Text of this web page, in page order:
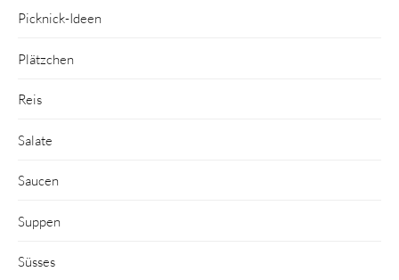
Picknick-Ideen
Plätzchen
Reis
Salate
Saucen
Suppen
Süsses